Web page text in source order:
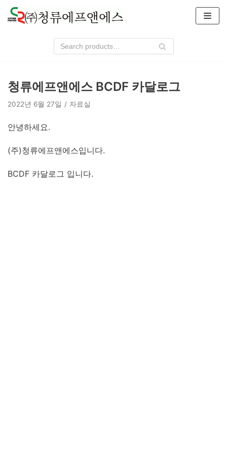
콘
텐
뛰
기
청류에프앤에스 BCDF 카달로그
2022년 6월 27일 자료실
안녕하세요.
(주)청류에프앤에스입니다.
BCDF 카달로그 입니다.